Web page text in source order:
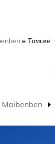
в Томске